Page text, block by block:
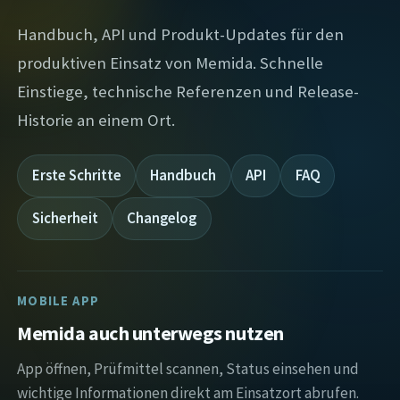
Handbuch, API und Produkt-Updates für den
produktiven Einsatz von Memida. Schnelle
Einstiege, technische Referenzen und Release-
Historie an einem Ort.
Erste Schritte Handbuch API FAQ
Sicherheit Changelog
MOBILE APP
Memida auch unterwegs nutzen
App öffnen, Prüfmittel scannen, Status einsehen und
wichtige Informationen direkt am Einsatzort abrufen.